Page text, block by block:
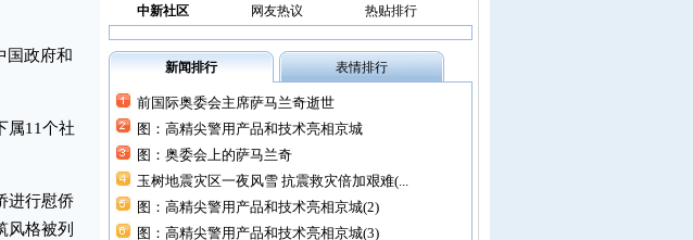
国政府和
属11个社
进行慰侨
风格被列
中新社区 网友热议 热贴排行
新闻排行 表情排行
前国际奥委会主席萨马兰奇逝世
图：高精尖警用产品和技术亮相京城
图：奥委会上的萨马兰奇
玉树地震灾区一夜风雪 抗震救灾倍加艰难(...
图：高精尖警用产品和技术亮相京城(2)
图：高精尖警用产品和技术亮相京城(3)